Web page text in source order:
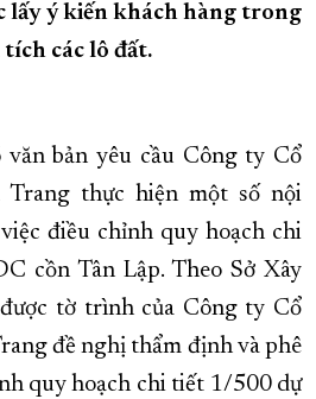
TRANG CHỦ VỀ BÁO KHÁNH HÒA
lấy ý kiến khách hàng trong
các lô đất.
văn bản yêu cầu Công ty Cổ
Trang thực hiện một số nội
điều chỉnh quy hoạch chi
cồn Tân Lập. Theo Sở Xây
tờ trình của Công ty Cổ
đề nghị thẩm định và phê
quy hoạch chi tiết 1/500 dự